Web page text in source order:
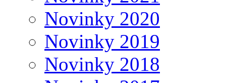
Novinky 2020
Novinky 2019
Novinky 2018